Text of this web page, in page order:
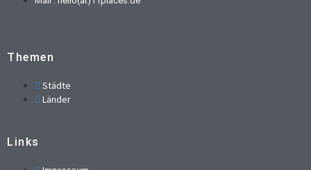
Themen
Städte
Länder
Links